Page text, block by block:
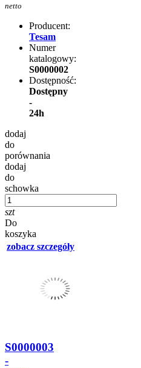
netto
Producent:
Tesam
Numer
katalogowy:
S0000002
Dostępność:
Dostępny
-
24h
dodaj
do
porównania
dodaj
do
schowka
szt
Do
koszyka
zobacz szczegóły
S0000003
-